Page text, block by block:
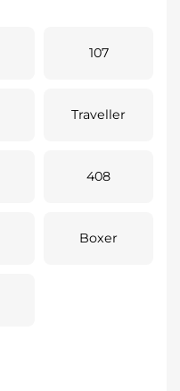
107
Traveller
408
Boxer